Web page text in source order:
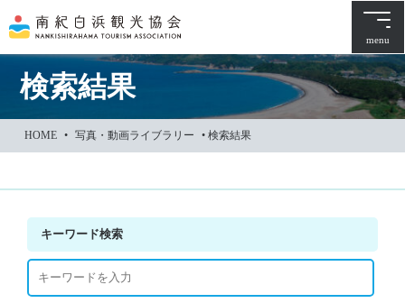
文
に
ッ
menu
検索結果
HOME • 写真・動画ライブラリー •検索結果
キーワード検索